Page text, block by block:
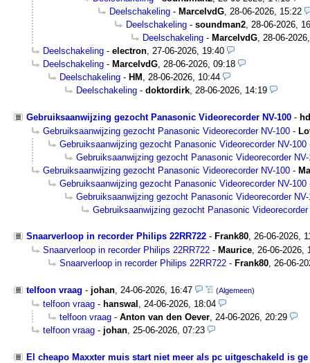
Deelschakeling - MarcelvdG 28-06-2026, 15:22
Deelschakeling - soundman2 28-06-2026,
Deelschakeling - MarcelvdG 28-06-
Deelschakeling - electron 27-06-2026, 19:40
Deelschakeling - MarcelvdG 28-06-2026, 09:18
Deelschakeling - HM
28-06-2026, 10:44
Deelschakeling - doktordirk 28-06-2026, 14:19
Gebruiksaanwijzing gezocht Panasonic Videorecorder NV-100 -
Gebruiksaanwijzing gezocht Panasonic Videorecorder NV-100 -
Gebruiksaanwijzing gezocht Panasonic Videorecorder NV-100
Gebruiksaanwijzing gezocht Panasonic Videorecorder NV-
Gebruiksaanwijzing gezocht Panasonic Videorecorder NV-100 -
Gebruiksaanwijzing gezocht Panasonic Videorecorder NV-100
Gebruiksaanwijzing gezocht Panasonic Videorecorder NV-
Gebruiksaanwijzing gezocht Panasonic Videorecorder
Snaarverloop in recorder Philips 22RR722 - Frank80, 26-06-2026,
Snaarverloop in recorder Philips 22RR722 - Maurice, 26-06-2026,
Snaarverloop in recorder Philips 22RR722 - Frank80, 26-06-
telfoon vraag - johan 24-06-2026, 16:47 (Algemeen)
telfoon vraag - hanswal
24-06-2026, 18:04
telfoon vraag - Anton van den Oever 24-06-2026, 20:29
telfoon vraag - johan 25-06-2026, 07:23
El cheapo Maxxter muis start niet meer als pc uitgeschakeld is ge